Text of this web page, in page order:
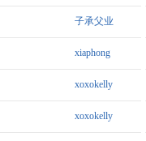
子承父业
xiaphong
xoxokelly
xoxokelly